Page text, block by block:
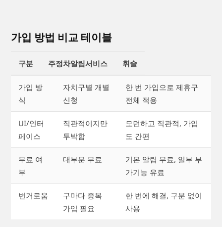
가입 방법 비교 테이블
구분 주정차알림서비스 휘슬
가입 방
식
자치구별 개별
신청
한 번 가입으로 제휴구
전체 적용
UI/인터
페이스
직관적이지만
투박함
모던하고 직관적, 가입
도 간편
무료 여
부
대부분 무료
기본 알림 무료, 일부 부
가기능 유료
번거로움
구마다 중복
가입 필요
한 번에 해결, 구분 없이
사용